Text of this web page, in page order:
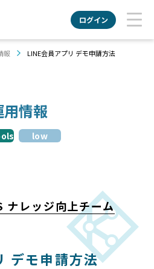
ログイン
報 LINE会員アプリ デモ申請方法
用情報
low
ナレッジ向上チーム
デモ申請方法